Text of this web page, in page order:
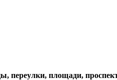
переулки, площади,